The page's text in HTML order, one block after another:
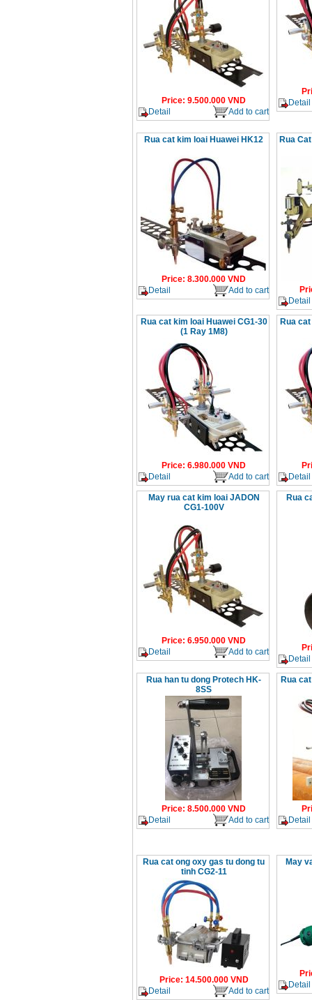
Price: 9.500.000 VND
Detail
Add to cart
Detail
Rua cat kim loai Huawei HK12
Price: 8.300.000 VND
Detail
Add to cart
Rua
Detail
Rua cat kim loai Huawei CG1-30
(1 Ray 1M8)
Price: 6.980.000 VND
Detail
Add to cart
Rua
Detail
May rua cat kim loai JADON
CG1-100V
Price: 6.950.000 VND
Detail
Add to cart
Rua
Detail
Rua han tu dong Protech HK-
8SS
Price: 8.500.000 VND
Detail
Add to cart
Rua
Detail
Rua cat ong oxy gas tu dong tu
tinh CG2-11
Price: 14.500.000VND
Detail
Add to cart
May
Detail